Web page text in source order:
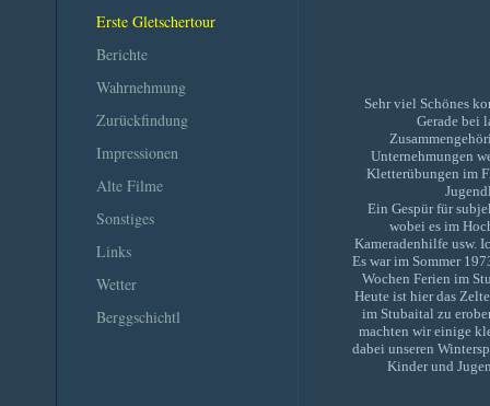
Erste Gletschertour
Berichte
Wahrnehmung
Zurückfindung
Impressionen
Alte Filme
Sonstiges
Links
Wetter
Berggschichtl
Sehr viel Schönes
Gerade bei
Unternehmungen
Kletterübungen im
Ein Gespür für
wobei es im
Kameradenhilfe usw.
Es war im Sommer
Wochen Ferien im
Heute ist hier das
im Stubaital zu
machten wir einige
dabei unseren
Kinder und